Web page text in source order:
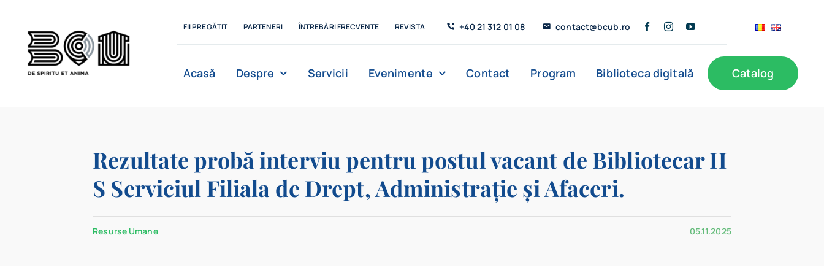
content
FII PREGĂTIT PARTENERI ÎNTREBĂRI FRECVENTE REVISTA +40 21 312 01 08 contact@bcub.ro
Acasă Despre
Departamente Filiale
Servicii Evenimente Contact Program Biblioteca digitală Catalog
Rezultate probă interviu pentru postul vacant de Bibliotecar II
S Serviciul Filiala de Drept, Administrație și Afaceri.
Resurse Umane 05.11.2025